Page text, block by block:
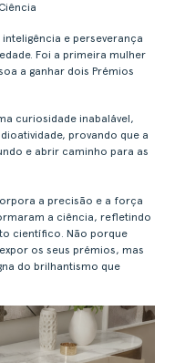
RESERVADA
e perseverança
Foi a primeira mulher
a ganhar dois Prémios
curiosidade inabalável,
provando que a
e abrir caminho para as
a precisão e a força
a ciência, refletindo
científico. Não porque
os seus prémios, mas
do brilhantismo que